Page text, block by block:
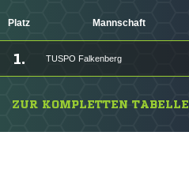
Platz Mannschaft
1. TUSPO Falkenberg
ZUR KOMPLETTEN TABELLE